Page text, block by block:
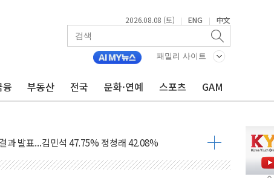
2026.08.08 (토) | ENG | 中文
패밀리 사이트
융 부동산 전국 문화·연예 스포츠 GAM
사태 주의보'...경북도, 호우 피해·통제구간 없어
정청래·김민석 당대표 후보
서 정청래에 승리...47.75% vs 42.08%
과 발표...김민석 47.75% 정청래 42.08%
표...김민석 45.09% 정청래 43.27% 송영길 11.63%